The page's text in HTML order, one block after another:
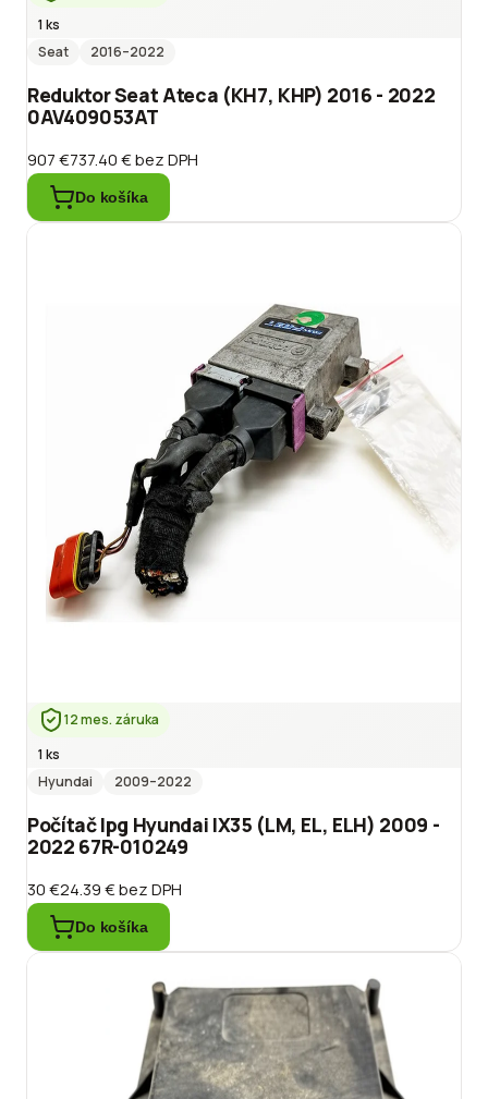
1 ks
Seat
2016–2022
Reduktor Seat Ateca (KH7, KHP) 2016 - 2022
0AV409053AT
907 €737.40 €bez DPH
Do košíka
12 mes. záruka
1 ks
Hyundai
2009–2022
Počítač lpg Hyundai IX35 (LM, EL, ELH) 2009 -
2022 67R-010249
30 €24.39 €bez DPH
Do košíka